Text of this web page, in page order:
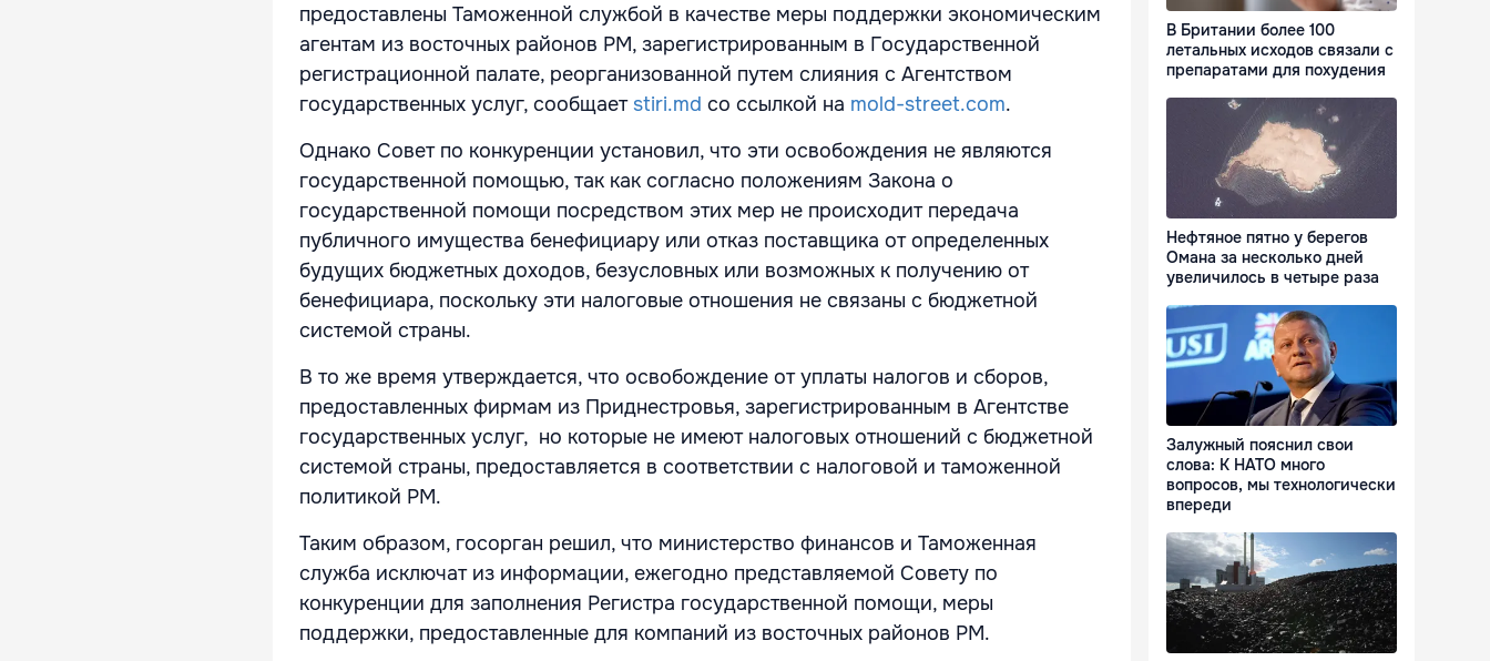
предоставлены Таможенной службой в качестве меры поддержки экономическим
агентам из восточных районов РМ, зарегистрированным в Государственной
регистрационной палате, реорганизованной путем слияния с Агентством
государственных услуг, сообщаетstiri.md со ссылкой на mold-street.com.
Однако Совет по конкуренции установил, что эти освобождения не являются
государственной помощью, так как согласно положениям Закона о
государственной помощи посредством этих мер не происходит передача
публичного имущества бенефициару или отказ поставщика от определенных
будущих бюджетных доходов, безусловных или возможных к получению от
бенефициара, поскольку эти налоговые отношения не связаны с бюджетной
системой страны.
В то же время утверждается, что освобождение от уплаты налогов и сборов,
предоставленных фирмам из Приднестровья, зарегистрированным в Агентстве
государственных услуг, но которые не имеют налоговых отношений с бюджетной
системой страны, предоставляется в соответствии с налоговой и таможенной
политикой РМ.
Таким образом, госорган решил, что министерство финансов и Таможенная
служба исключат из информации, ежегодно представляемой Совету по
конкуренции для заполнения Регистра государственной помощи, меры
поддержки, предоставленные для компаний из восточных районов РМ.
В Британии более 100
летальных исходов связали с
препаратами для похудения
Нефтяное пятно у берегов
Омана за несколько дней
увеличилось в четыре раза
Залужный пояснил свои
слова: К НАТО много
вопросов, мы технологически
впереди